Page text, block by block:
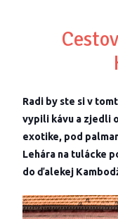
Radi by ste si v
vypili kávu a zjedli
exotike, pod
Lehára na tulácke
do ďalekej